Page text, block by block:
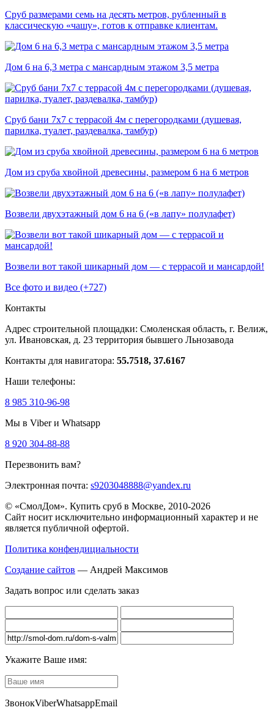
Сруб размерами семь на десять метров, рубленный в
классическую «чашу», готов к отправке клиентам.
Дом 6 на 6,3 метра с мансардным этажом 3,5 метра
Сруб бани 7х7 с террасой 4м с перегородками (душевая,
парилка, туалет, раздевалка, тамбур)
Дом из сруба хвойной древесины, размером 6 на 6 метров
Возвели двухэтажный дом 6 на 6 («в лапу» полулафет)
Возвели вот такой шикарный дом — с террасой и мансардой!
Все фото и видео (+727)
Контакты
Адрес строительной площадки: Смоленская область, г. Велиж,
ул. Ивановская, д. 23 территория бывшего Льнозавода
Контакты для навигатора: 55.7518, 37.6167
Наши телефоны:
8 985 310-96-98
Мы в Viber и Whatsapp
8 920 304-88-88
Перезвонить вам?
Электронная почта: s9203048888@yandex.ru
© «СмолДом». Купить сруб в Москве, 2010-2026
Сайт носит исключительно информационный характер и не
является публичной офертой.
Политика конфендициальности
Создание сайтов — Андрей Максимов
Задать вопрос или сделать заказ
Укажите Ваше имя:
ЗвонокViberWhatsappEmail